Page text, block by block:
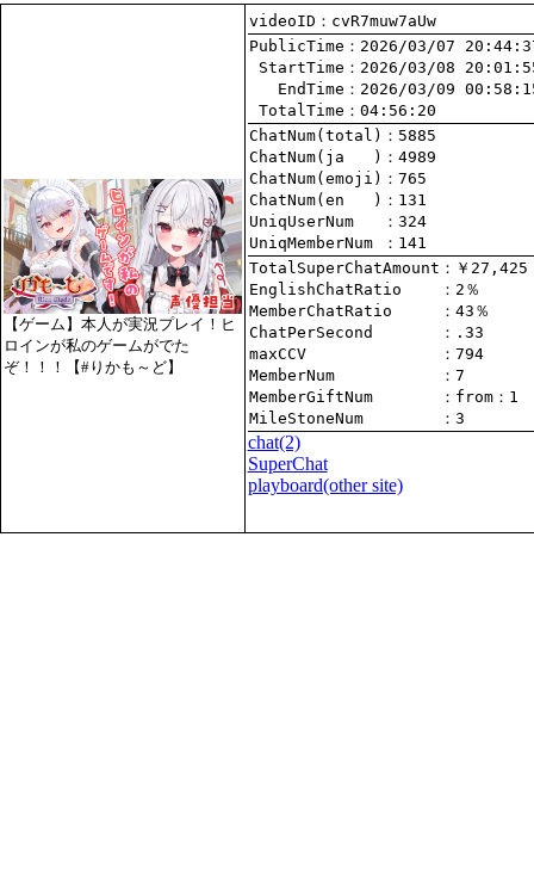
【ゲーム】本人が実況プレイ！ヒ
ロインが私のゲームがでた
ぞ！！！【#りかも～ど】
videoID：cvR7muw7aUw
PublicTime
StartTime
   EndTime
TotalTime ：04:56:20
ChatNum(total)
ChatNum(ja   )
ChatNum(emoji)
ChatNum(en   )
UniqUserNum
：324
UniqMemberNum
：141
TotalSuperChatAmount
EnglishChatRatio
MemberChatRatio
ChatPerSecond
maxCCV
：794
MemberNum
：7
MemberGiftNum
： from ：1
MileStoneNum
：3
chat(2)
SuperChat
playboard(other site)